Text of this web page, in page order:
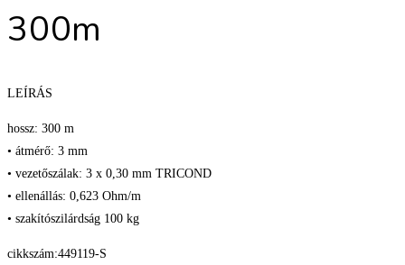
300m
LEÍRÁS
hossz: 300 m
• átmérő: 3 mm
• vezetőszálak: 3 x 0,30 mm TRICOND
• ellenállás: 0,623 Ohm/m
• szakítószilárdság 100 kg
cikkszám:449119-S